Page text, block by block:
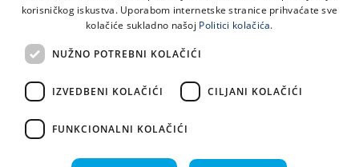
LINKOVI
Uvjeti korištenja
korisničkog iskustva. Uporabom internetske stranice prihvaćate sve
kolačiće sukladno našoj Politici kolačića.
NUŽNO POTREBNI KOLAČIĆI
IZVEDBENI KOLAČIĆI CILJANI KOLAČIĆI
FUNKCIONALNI KOLAČIĆI